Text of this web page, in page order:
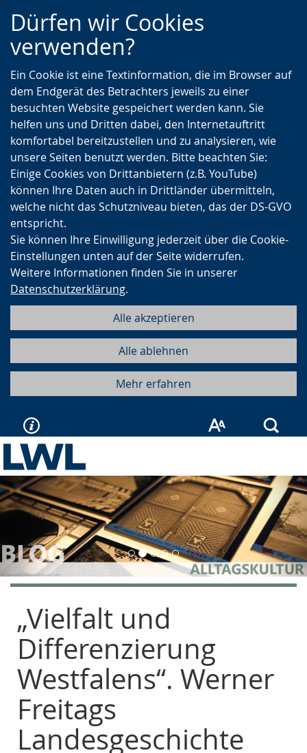
Zur
Hauptnavigation
Zur
Seitennavigation
Zum
Inhalt
Dürfen wir Cookies
verwenden?
Ein Cookie ist eine Textinformation, die im Browser auf
dem Endgerät des Betrachters jeweils zu einer
besuchten Website gespeichert werden kann. Sie
helfen uns und Dritten dabei, den Internetauftritt
komfortabel bereitzustellen und zu analysieren, wie
unsere Seiten benutzt werden. Bitte beachten Sie:
Einige Cookies von Drittanbietern (z.B. YouTube)
können Ihre Daten auch in Drittländer übermitteln,
welche nicht das Schutzniveau bieten, das der DS-GVO
entspricht.
Sie können Ihre Einwilligung jederzeit über die Cookie-
Einstellungen unten auf der Seite widerrufen.
Weitere Informationen finden Sie in unserer
Datenschutzerklärung.
Alle akzeptieren
Alle ablehnen
Mehr erfahren
Vorherige
„Vielfalt und
Differenzierung
Westfalens“. Werner
Freitags
Landesgeschichte